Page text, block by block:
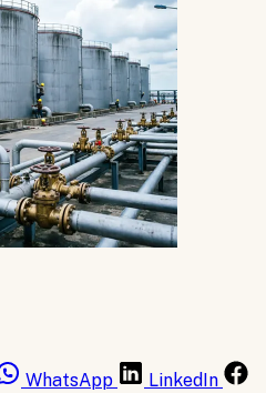
WhatsApp
LinkedIn